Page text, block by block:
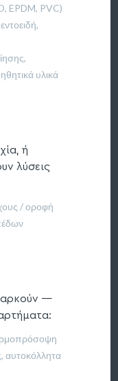
EPDM, PVC)
υλικά
ή
λύσεις
/ οροφή
αρκούν —
αυτοκόλλητα